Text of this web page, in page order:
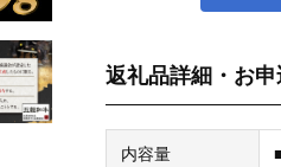
返礼品詳細・お
内容量